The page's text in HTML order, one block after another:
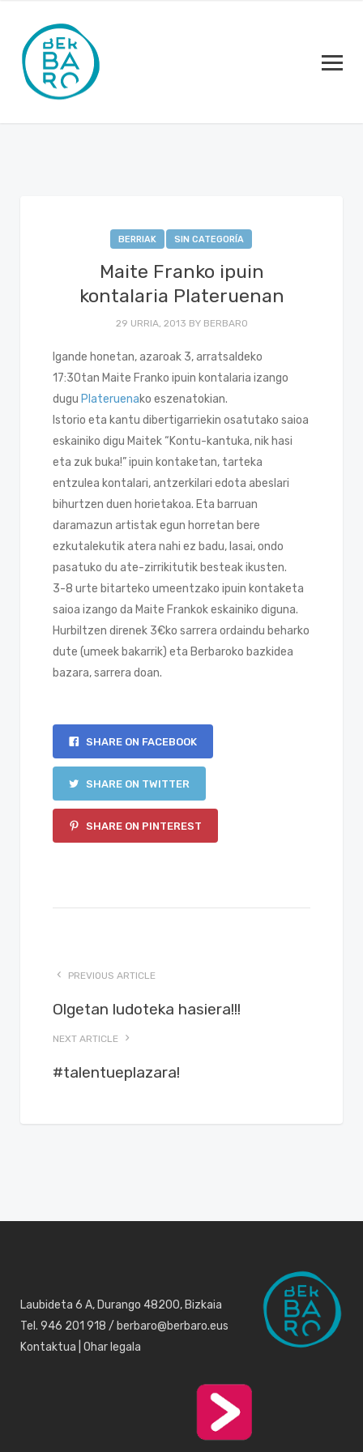
BERRIAK SIN CATEGORÍA
Maite Franko ipuin
kontalaria Plateruenan
29 URRIA, 2013 BY BERBARO
Igande honetan, azaroak 3, arratsaldeko
17:30tan Maite Franko ipuin kontalaria izango
dugu Plateruenako eszenatokian.
Istorio eta kantu dibertigarriekin osatutako saioa
eskainiko digu Maitek “Kontu-kantuka, nik hasi
eta zuk buka!” ipuin kontaketan, tarteka
entzulea kontalari, antzerkilari edota abeslari
bihurtzen duen horietakoa. Eta barruan
daramazun artistak egun horretan bere
ezkutalekutik atera nahi ez badu, lasai, ondo
pasatuko du ate-zirrikitutik besteak ikusten.
3-8 urte bitarteko umeentzako ipuin kontaketa
saioa izango da Maite Frankok eskainiko diguna.
Hurbiltzen direnek 3€ko sarrera ordaindu beharko
dute (umeek bakarrik) eta Berbaroko bazkidea
bazara, sarrera doan.
SHARE ON FACEBOOK
SHARE ON TWITTER
SHARE ON PINTEREST
PREVIOUS ARTICLE
Olgetan ludoteka hasiera!!!
NEXT ARTICLE
#talentueplazara!
Laubideta 6 A, Durango 48200, Bizkaia
Tel. 946 201 918 / berbaro@berbaro.eus
Kontaktua Ohar legala